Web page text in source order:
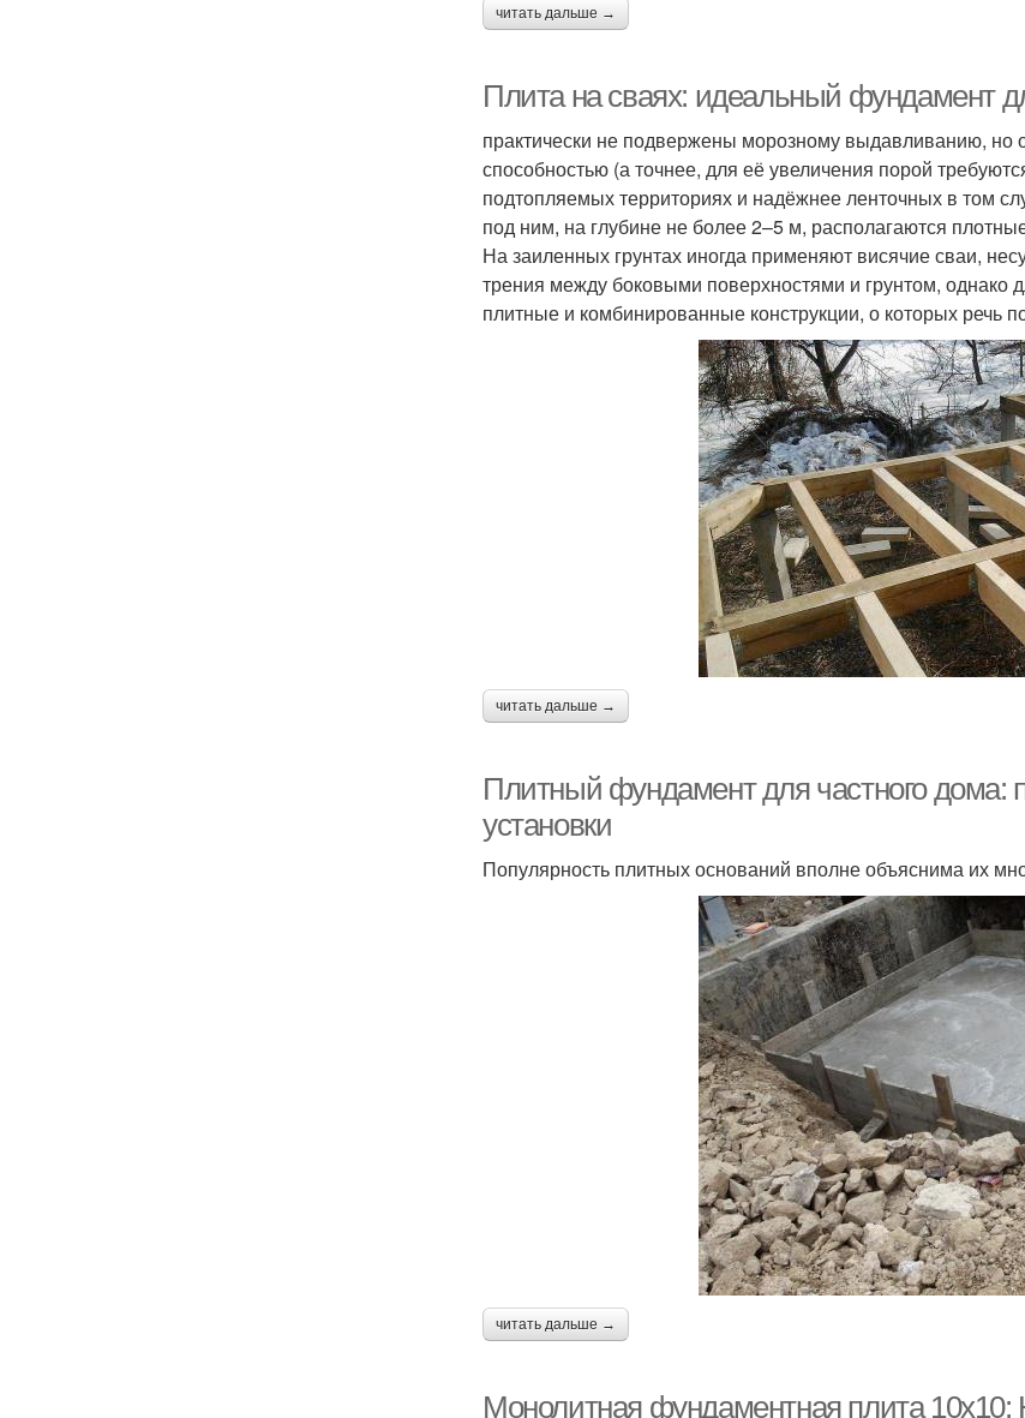
читать дальше →
Плита на сваях: идеальный фундамент
практически не подвержены морозному выдавливанию, но
способностью (а точнее, для её увеличения порой
подтопляемых территориях и надёжнее ленточных в том
под ним, на глубине не более 2–5 м, располагаются
На заиленных грунтах иногда применяют висячие сваи,
трения между боковыми поверхностями и грунтом, однако
плитные и комбинированные конструкции, о которых речь
читать дальше →
Плитный фундамент для частного дома:
установки
Популярность плитных оснований вполне объяснима их
читать дальше →
Монолитная фундаментная плита